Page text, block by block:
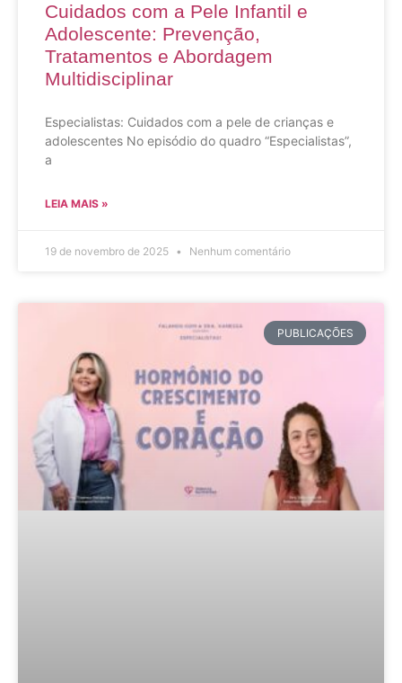
Cuidados com a Pele Infantil e
Adolescente: Prevenção,
Tratamentos e Abordagem
Multidisciplinar
Especialistas: Cuidados com a pele de crianças e
adolescentes No episódio do quadro “Especialistas”,
a
LEIA MAIS »
19 de novembro de 2025 Nenhum comentário
PUBLICAÇÕES